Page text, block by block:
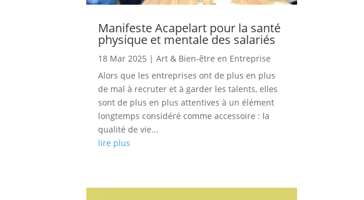
Manifeste Acapelart pour la santé
physique et mentale des salariés
18 Mar 2025 | Art & Bien-être en Entreprise
Alors que les entreprises ont de plus en plus
de mal à recruter et à garder les talents, elles
sont de plus en plus attentives à un élément
longtemps considéré comme accessoire : la
qualité de vie...
lire plus